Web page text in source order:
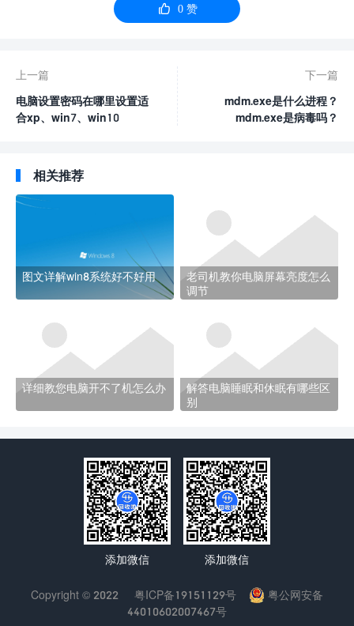
 0赞
上一篇
电脑设置密码在哪里设置适
合xp、win7、win10
下一篇
mdm.exe是什么进程？
mdm.exe是病毒吗？
相关推荐
图文详解win8系统好不好用
老司机教你电脑屏幕亮度怎么
调节
详细教您电脑开不了机怎么办
解答电脑睡眠和休眠有哪些区
别
添加微信 添加微信
Copyright © 2022 粤ICP备19151129号
粤公网安备
44010602007467号